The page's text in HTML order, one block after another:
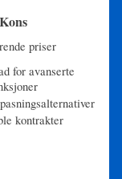
Kons
priser
for avanserte
kontrakter